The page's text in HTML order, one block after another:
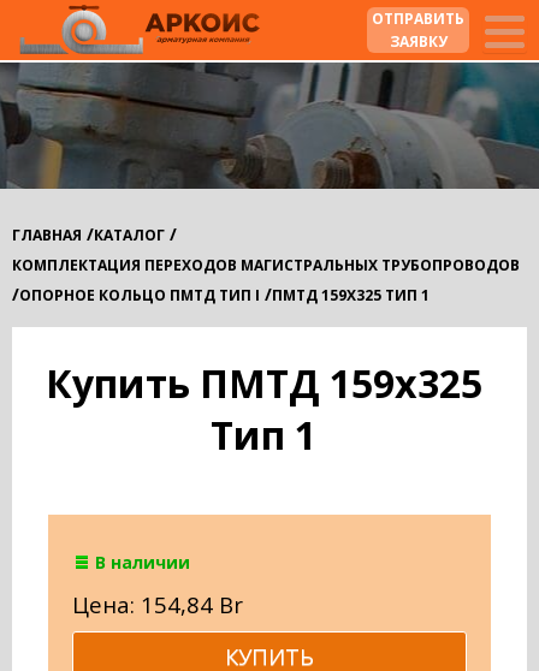
ОТПРАВИТЬ
ЗАЯВКУ
ГЛАВНАЯ /КАТАЛОГ /
КОМПЛЕКТАЦИЯ ПЕРЕХОДОВ МАГИСТРАЛЬНЫХ ТРУБОПРОВОДОВ
/ОПОРНОЕ КОЛЬЦО ПМТД ТИП I /ПМТД 159Х325 ТИП 1
Купить ПМТД 159х325
Тип 1
В наличии
Цена: 154,84 Br